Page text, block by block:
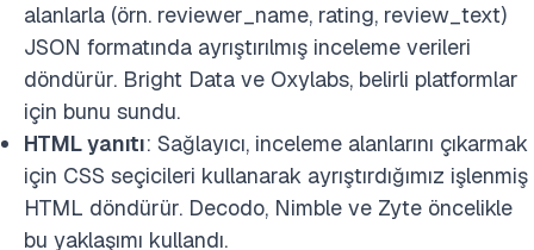
alanlarla (örn. reviewer_name, rating, review_text)
JSON formatında ayrıştırılmış inceleme verileri
döndürür. Bright Data ve Oxylabs, belirli platformlar
için bunu sundu.
HTML yanıtı: Sağlayıcı, inceleme alanlarını çıkarmak
için CSS seçicileri kullanarak ayrıştırdığımız işlenmiş
HTML döndürür. Decodo, Nimble ve Zyte öncelikle
bu yaklaşımı kullandı.